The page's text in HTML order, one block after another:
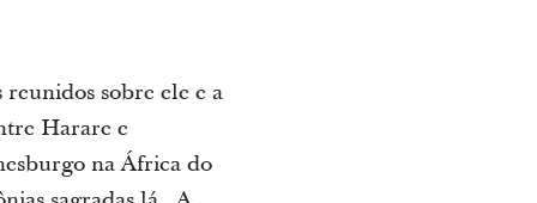
sobre ele e a
Harare e
na África do